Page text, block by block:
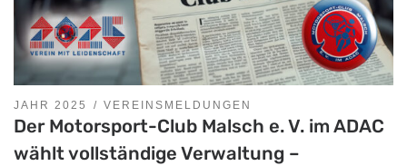
JAHR 2025 VEREINSMELDUNGEN
Der Motorsport-Club Malsch e. V. im ADAC
wählt vollständige Verwaltung –